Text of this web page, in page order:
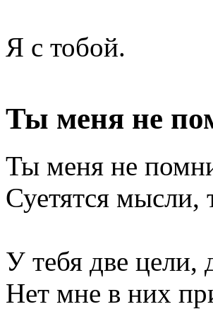
Я с тобой.
Ты меня не
Ты меня не
Суетятся
У тебя две цели,
Нет мне в них